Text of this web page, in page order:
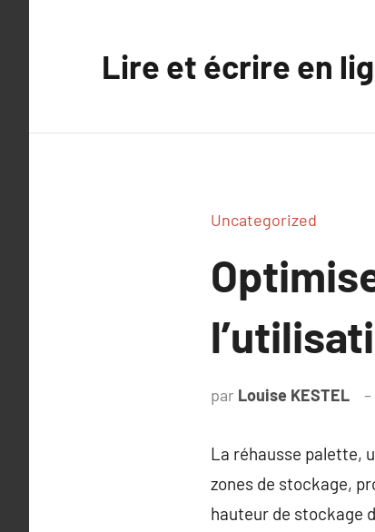
Lire et écrire en
Uncategorized
par Louise KESTEL
La réhausse palette,
zones de stockage,
hauteur de stockage